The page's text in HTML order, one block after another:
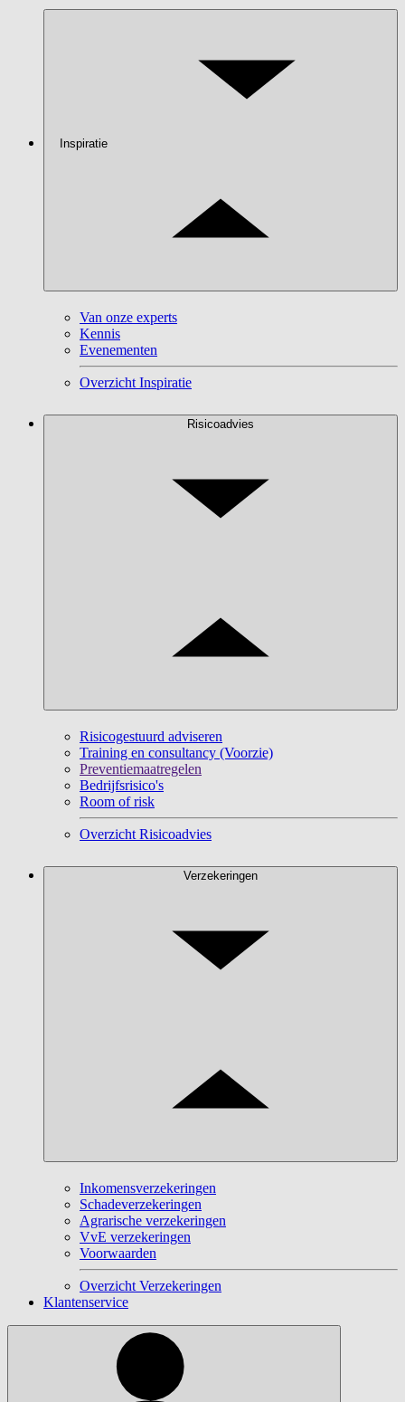
Inspiratie
Van onze experts
Kennis
Evenementen
Overzicht Inspiratie
Risicoadvies
Risicogestuurd adviseren
Training en consultancy (Voorzie)
Preventiemaatregelen
Bedrijfsrisico's
Room of risk
Overzicht Risicoadvies
Verzekeringen
Inkomensverzekeringen
Schadeverzekeringen
Agrarische verzekeringen
VvE verzekeringen
Voorwaarden
Overzicht Verzekeringen
Klantenservice